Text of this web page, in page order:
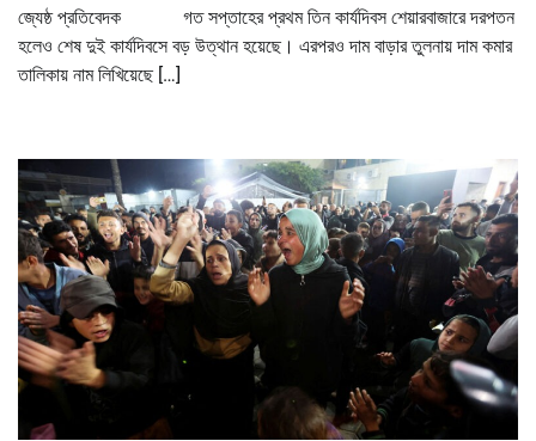
জ্যেষ্ঠ প্রতিবেদক গত সপ্তাহের প্রথম তিন কার্যদিবস শেয়ারবাজারে দরপতন
হলেও শেষ দুই কার্যদিবসে বড় উত্থান হয়েছে। এরপরও দাম বাড়ার তুলনায় দাম কমার
তালিকায় নাম লিখিয়েছে […]